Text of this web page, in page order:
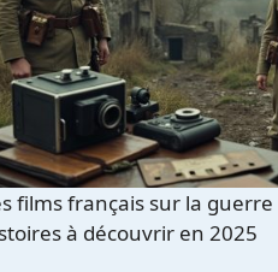
films français sur la
à découvrir en 2025